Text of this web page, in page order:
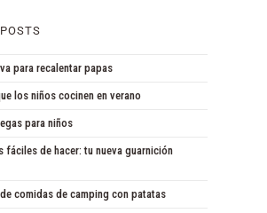
para recalentar papas
los niños cocinen en verano
para niños
fáciles de hacer: tu nueva guarnición
comidas de camping con patatas